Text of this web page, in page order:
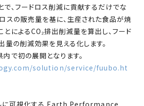
で、フードロス削減に貢献するだけでな
スの販売量を基に、生産された食品が焼
によるCO₂排出削減量を算出し、フード
量の削減効果を見える化します。
で初の展開となります。
solution/service/fuubo.ht
に可視化する Earth Performance